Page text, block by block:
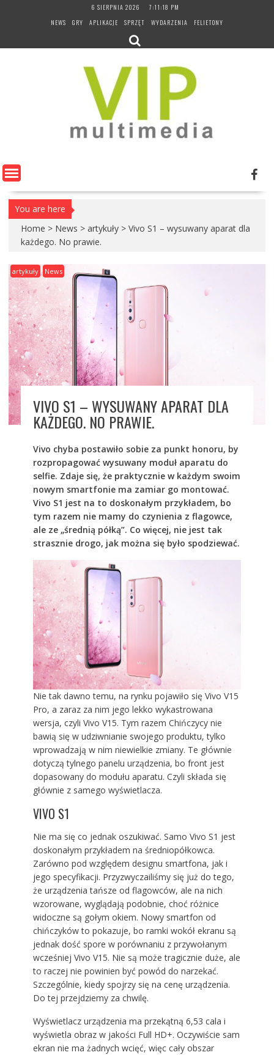
6 SIERPNIA 2026
7:11:19 PM
NEWS
GRY APLIKACJE SPRZĘT WYDARZENIA FELIETONY
You are here
Home > News > artykuły > Vivo S1 – wysuwany aparat dla
każdego. No prawie.
artykuły News
VIVO S1 – WYSUWANY APARAT DLA
KAŻDEGO. NO PRAWIE.
Vivo chyba postawiło sobie za punkt honoru, by
rozpropagować wysuwany moduł aparatu do
selfie. Zdaje się, że praktycznie w każdym swoim
nowym smartfonie ma zamiar go montować.
Vivo S1 jest na to doskonałym przykładem, bo
tym razem nie mamy do czynienia z flagowce,
ale ze „średnią półką”. Co więcej, nie jest tak
strasznie drogo, jak można się było spodziewać.
Nie tak dawno temu, na rynku pojawiło się Vivo V15
Pro, a zaraz za nim jego lekko wykastrowana
wersja, czyli Vivo V15. Tym razem Chińczycy nie
bawią się w udziwnianie swojego produktu, tylko
wprowadzają w nim niewielkie zmiany. Te głównie
dotyczą tylnego panelu urządzenia, bo front jest
dopasowany do modułu aparatu. Czyli składa się
głównie z samego wyświetlacza.
VIVO S1
Nie ma się co jednak oszukiwać. Samo Vivo S1 jest
doskonałym przykładem na średniopółkowca.
Zarówno pod względem designu smartfona, jak i
jego specyfikacji. Przyzwyczailiśmy się już do tego,
że urządzenia tańsze od flagowców, ale na nich
wzorowane, wyglądają podobnie, choć różnice
widoczne są gołym okiem. Nowy smartfon od
chińczyków to pokazuje, bo ramki wokół ekranu są
jednak dość spore w porównaniu z przywołanym
wcześniej Vivo V15. Nie są może tragicznie duże, ale
to raczej nie powinien być powód do narzekać.
Szczególnie, kiedy spojrzy się na cenę urządzenia.
Do tej przejdziemy za chwilę.
Wyświetlacz urządzenia ma przekątną 6,53 cala i
wyświetla obraz w jakości Full HD+. Oczywiście sam
ekran nie ma żadnych wcięć, więc cały obszar